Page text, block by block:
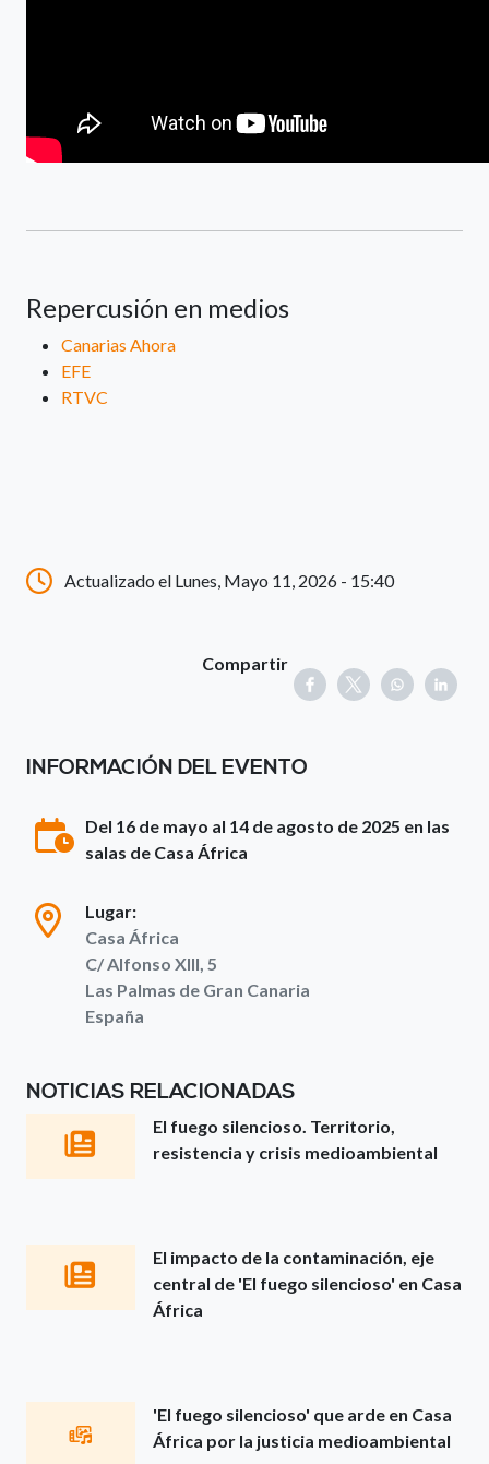
Repercusión en medios
Canarias Ahora
EFE
RTVC
Actualizado el Lunes, Mayo 11, 2026 - 15:40
Compartir
INFORMACIÓN DEL EVENTO
Del 16 de mayo al 14 de agosto de 2025 en las
salas de Casa África
Lugar:
Casa África
C/ Alfonso XIII, 5
Las Palmas de Gran Canaria
España
NOTICIAS RELACIONADAS
El fuego silencioso. Territorio,
resistencia y crisis medioambiental
El impacto de la contaminación, eje
central de 'El fuego silencioso' en Casa
África
'El fuego silencioso' que arde en Casa
África por la justicia medioambiental